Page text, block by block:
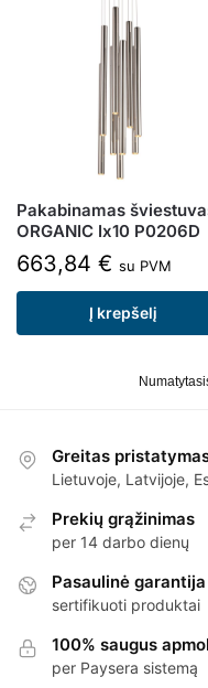
Pakabinamas
ORGANIC Ix10 P0206D
663,84 € su PVM
Į krepšelį
Greitas
Lietuvoje, Latvijoje,
Prekių grąžinimas
per 14 darbo dienų
Pasaulinė
sertifikuoti produktai
100% saugus
per Paysera sistemą